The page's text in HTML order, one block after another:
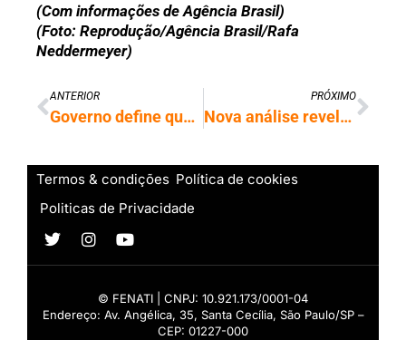
(Com informações de Agência Brasil)
(Foto: Reprodução/Agência Brasil/Rafa
Neddermeyer)
ANTERIOR
Governo define qual será o valor do salário mínimo em 2026; saiba
PRÓXIMO
Nova análise revela brechas de segurança no PCIe 5.0
Termos & condições Política de cookies
Politicas de Privacidade
© FENATI | CNPJ: 10.921.173/0001-04
Endereço: Av. Angélica, 35, Santa Cecília, São Paulo/SP –
CEP: 01227-000